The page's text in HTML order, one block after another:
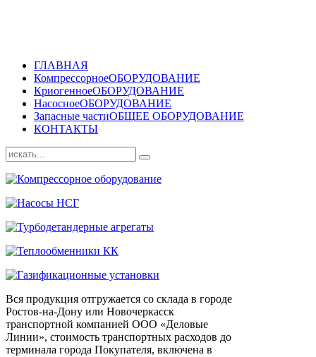
ГЛАВНАЯ
КомпрессорноеОБОРУДОВАНИЕ
КриогенноеОБОРУДОВАНИЕ
НасосноеОБОРУДОВАНИЕ
Запасные частиОБЩЕЕ ОБОРУДОВАНИЕ
КОНТАКТЫ
Вся продукция отгружается со склада в городе
Ростов-на-Дону или Новочеркасск
транспортной компанией ООО «Деловые
Линии», стоимость транспортных расходов до
терминала города Покупателя, включена в